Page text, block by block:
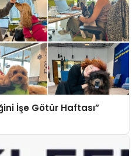
İşe Götür Haftası”